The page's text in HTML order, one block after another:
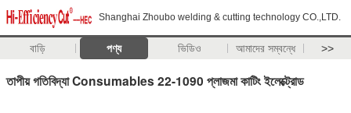
Shanghai Zhoubo welding & cutting technology CO.,LTD.
বাড়ি পণ্য ভিডিও আমাদের সম্বন্ধে >>
তাপীয় গতিবিদ্যা Consumables 22-1090 প্লাজমা কাটিং ইলেক্ট্রোড